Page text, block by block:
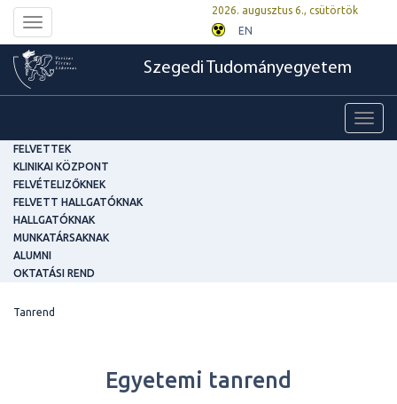
Toggle
navigation
2026. augusztus 6., csütörtök
EN
Szegedi Tudományegyetem
FELVETTEK
KLINIKAI KÖZPONT
FELVÉTELIZŐKNEK
FELVETT HALLGATÓKNAK
HALLGATÓKNAK
MUNKATÁRSAKNAK
ALUMNI
OKTATÁSI REND
Tanrend
Egyetemi tanrend